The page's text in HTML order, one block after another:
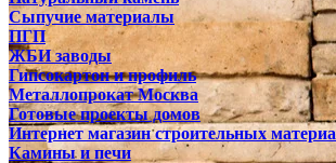
Сыпучие материалы
ПГП
ЖБИ заводы
Гипсокартон и профиль
Металлопрокат Москва
Готовые проекты домов
Интернет магазин строительных
Камины и печи